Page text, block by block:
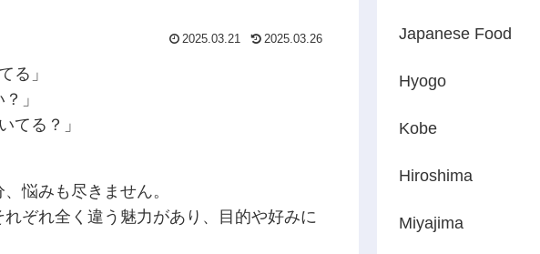
2025.03.21 2025.03.26
る」
」
てる？」
悩みも尽きません。
ぞれ全く違う魅力があり、目的や好みに
Japanese Food
Hyogo
Kobe
Hiroshima
Miyajima